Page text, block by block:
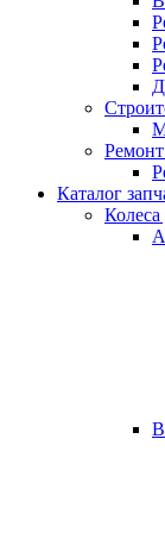
Каталог
Колеса